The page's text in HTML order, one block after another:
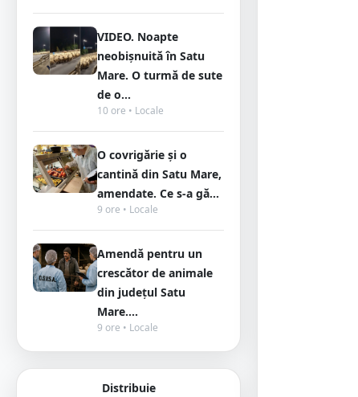
VIDEO. Noapte
neobișnuită în Satu
Mare. O turmă de sute
de o...
10 ore • Locale
O covrigărie și o
cantină din Satu Mare,
amendate. Ce s-a gă...
9 ore • Locale
Amendă pentru un
crescător de animale
din județul Satu
Mare....
9 ore • Locale
Distribuie